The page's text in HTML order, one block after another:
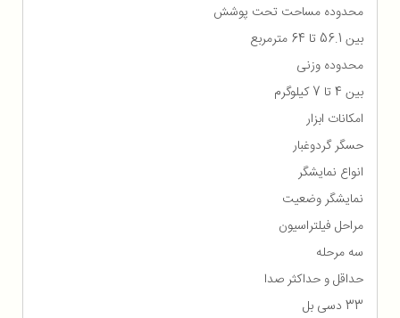
محدوده مساحت تحت پوشش
بین 56.1 تا 64 متر‌مربع
محدوده وزنی
بین 4 تا 7 کیلوگرم
امکانات ابزار
حسگر گردوغبار
انواع نمایشگر
نمایشگر وضعیت
مراحل فیلتراسیون
سه مرحله
حداقل و حداکثر صدا
33 دسی بل